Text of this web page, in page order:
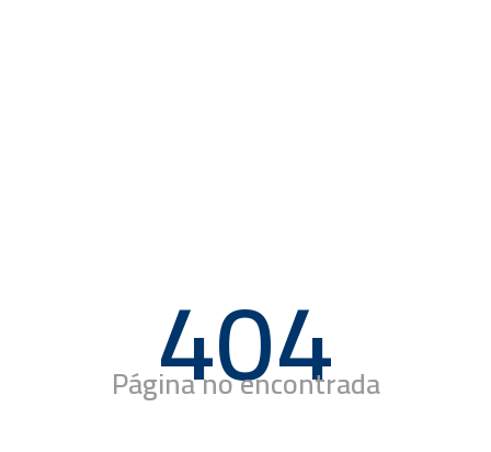
404
Página no encontrada